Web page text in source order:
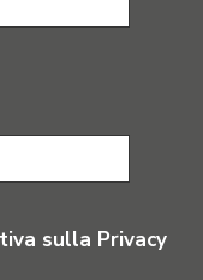
sulla Privacy